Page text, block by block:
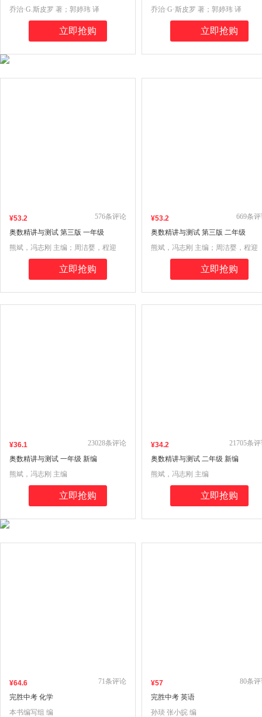
学故事
乔治·G.斯皮罗 著；郭婷玮 译
立即抢购
发现
乔治·G·斯皮罗 著；郭婷玮 译
立即抢购
¥53.2
奥数精讲与测试 第三版 一年级
576条评论
熊斌，冯志刚 主编；周洁婴，程迎
红，茅彦婷 编著
立即抢购
¥53.2
奥数精讲与测试 第三版 二年级
669条
熊斌，冯志刚 主编；周洁婴，程迎
红，茅彦婷 编著
立即抢购
¥36.1
奥数精讲与测试 一年级 新编
23028条评论
熊斌，冯志刚 主编
立即抢购
¥34.2
奥数精讲与测试 二年级 新编
21705条
熊斌，冯志刚 主编
立即抢购
¥64.6
完胜中考 化学
71条评论
本书编写组 编
¥57
完胜中考 英语
80条
孙琰 张小皖 编